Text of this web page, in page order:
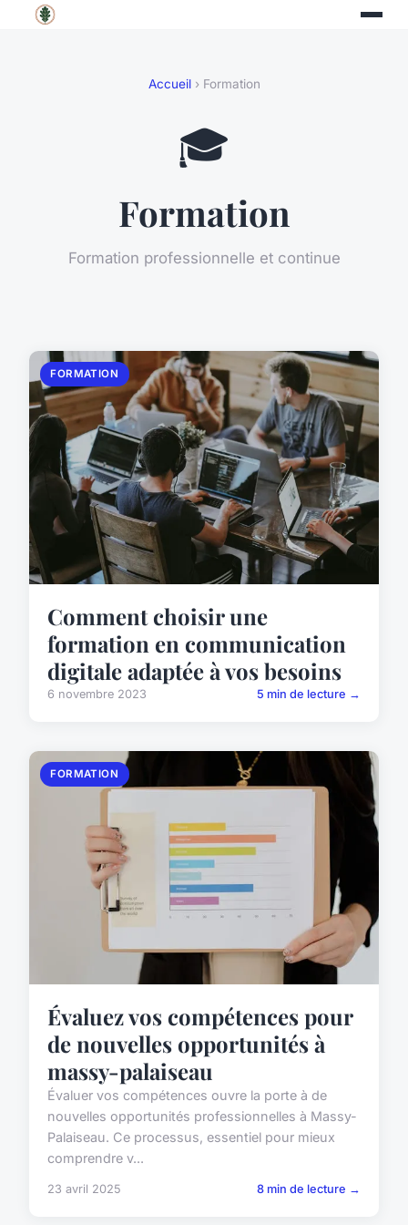
Accueil› Formation
🎓
Formation
Formation professionnelle et continue
FORMATION
Comment choisir une
formation en communication
digitale adaptée à vos besoins
6 novembre 2023 5 min de lecture →
FORMATION
Évaluez vos compétences pour
de nouvelles opportunités à
massy-palaiseau
Évaluer vos compétences ouvre la porte à de
nouvelles opportunités professionnelles à Massy-
Palaiseau. Ce processus, essentiel pour mieux
comprendre v...
23 avril 2025 8 min de lecture →